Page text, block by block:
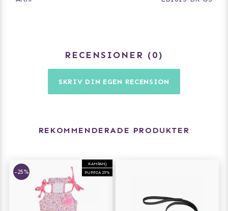
RECENSIONER 0
SKRIV DIN EGEN RECENSION
REKOMMENDERADE PRODUKTER
KAMPANJ
PUPPIA 25%
-25%